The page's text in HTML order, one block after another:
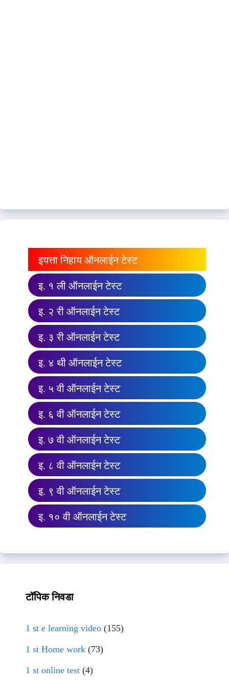
इयत्ता निहाय ऑनलाईन टेस्ट
इ. १ ली ऑनलाईन टेस्ट
इ. २ री ऑनलाईन टेस्ट
इ. ३ री ऑनलाईन टेस्ट
इ. ४ थी ऑनलाईन टेस्ट
इ. ५ वी ऑनलाईन टेस्ट
इ. ६ वी ऑनलाईन टेस्ट
इ. ७ वी ऑनलाईन टेस्ट
इ. ८ वी ऑनलाईन टेस्ट
इ. ९ वी ऑनलाईन टेस्ट
इ. १० वी ऑनलाईन टेस्ट
टॉपिक निवडा
1 st e learning video (155)
1 st Home work (73)
1 st online test (4)